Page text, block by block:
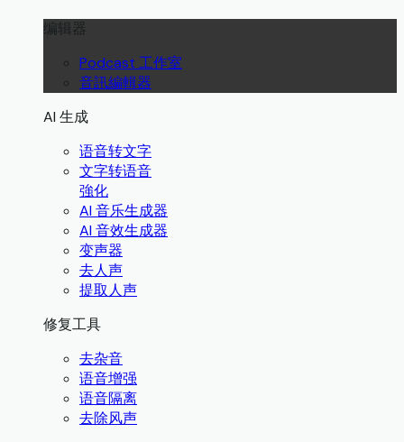
编辑器
Podcast 工作室
音訊編輯器
AI 生成
语音转文字
文字转语音
強化
AI 音乐生成器
AI 音效生成器
变声器
去人声
提取人声
修复工具
去杂音
语音增强
语音隔离
去除风声